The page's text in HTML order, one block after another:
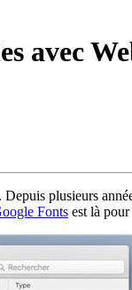
avec
plusieurs
Fonts est là